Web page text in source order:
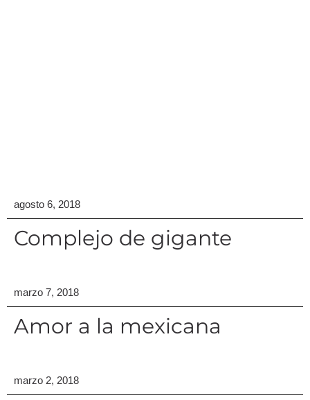
agosto 6, 2018
Complejo de gigante
marzo 7, 2018
Amor a la mexicana
marzo 2, 2018